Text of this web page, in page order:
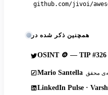
github.com/jivoi/
همچنین ذکر شده در
OSINT 🪙 — TIP #326
Mario Santella محقق
LinkedIn Pulse ·